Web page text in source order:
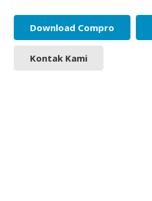
Download Compro
Kontak Kami